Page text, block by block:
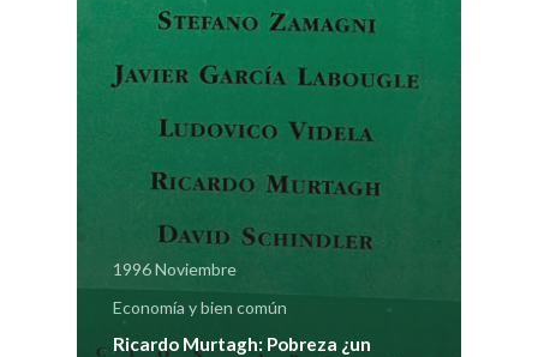
1996 Noviembre
Economía y bien común
Ricardo Murtagh: Pobreza ¿un